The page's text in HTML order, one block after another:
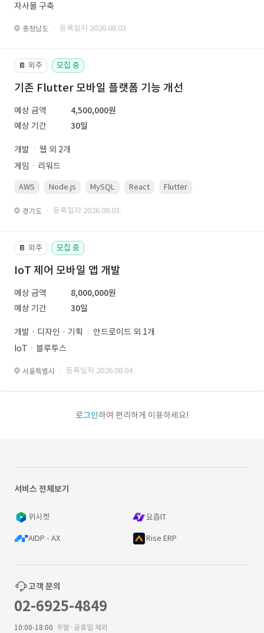
자사몰 구축
충청남도 · 등록일자 2026.08.03.
📔 외주 모집 중
기존 Flutter 모바일 플랫폼 기능 개선
예상 금액
4,500,000원
예상 기간
30일
개발
웹 외 2개
게임ㆍ리워드
AWS Node.js MySQL React Flutter
경기도 · 등록일자 2026.08.03.
📔 외주 모집 중
IoT 제어 모바일 앱 개발
예상 금액
8,000,000원
예상 기간
30일
개발 · 디자인 · 기획
안드로이드 외 1개
IoTㆍ블루투스
서울특별시 · 등록일자 2026.08.04.
로그인하여 편리하게 이용하세요!
서비스 전체보기
위시켓 요즘IT
AIDP - AX Rise ERP
고객 문의
02-6925-4849
10:00-18:00 주말·공휴일 제외